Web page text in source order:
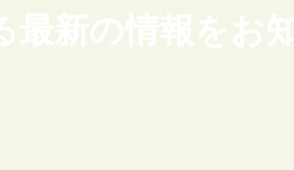
最新の情報を